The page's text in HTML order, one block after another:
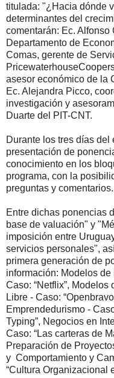
titulada: "¿Hacia dónde
determinantes del
comentarán: Ec. Alfonso
Departamento de
Comas, gerente de
asesor económico de la
Ec. Alejandra Picco,
investigación y
Duarte del PIT-CNT.
Durante los tres días del
presentación de
conocimiento en los
programa, con la
preguntas y comentarios.
Entre dichas ponencias
base de valuación" y
imposición entre
servicios personales",
primera generación de
información: Modelos
Caso: “Netflix”,
Libre - Caso:
Emprendedurismo -
Typing”, Negocios en
Caso: “Las carteras de
Preparación de
y Comportamiento y
“Cultura Organizacional